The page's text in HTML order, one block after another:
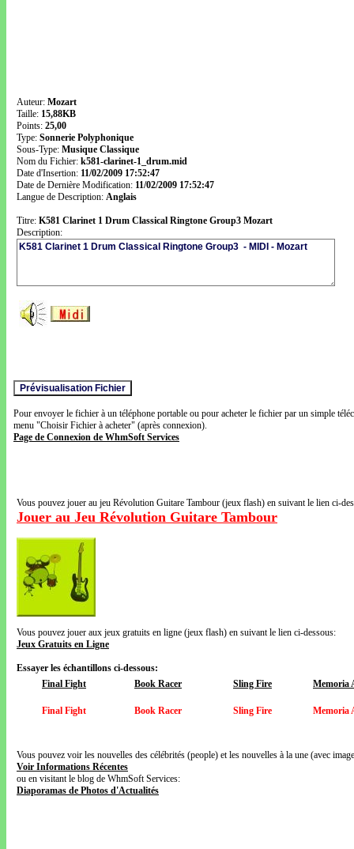
Auteur: Mozart
Taille: 15,88KB
Points: 25,00
Type: Sonnerie Polyphonique
Sous-Type: Musique Classique
Nom du Fichier: k581-clarinet-1_drum.mid
Date d'Insertion: 11/02/2009 17:52:47
Date de Dernière Modification: 11/02/2009 17:52:47
Langue de Description: Anglais
Titre: K581 Clarinet 1 Drum Classical Ringtone Group3 Mozart
Description:
Pour envoyer le fichier à un téléphone portable ou pour acheter le fichier par un simple
menu "Choisir Fichier à acheter" (après connexion).
Page de Connexion de WhmSoft Services
Vous pouvez jouer au jeu Révolution Guitare Tambour (jeux flash) en suivant le lien ci-
Jouer au Jeu Révolution Guitare Tambour
Vous pouvez jouer aux jeux gratuits en ligne (jeux flash) en suivant le lien ci-dessous:
Jeux Gratuits en Ligne
Essayer les échantillons ci-dessous:
Final Fight
Book Racer Sling Fire Memoria
Final Fight Book Racer Sling Fire Memoria
Vous pouvez voir les nouvelles des célébrités (people) et les nouvelles à la une (avec
Voir Informations Récentes
ou en visitant le blog de WhmSoft Services:
Diaporamas de Photos d'Actualités